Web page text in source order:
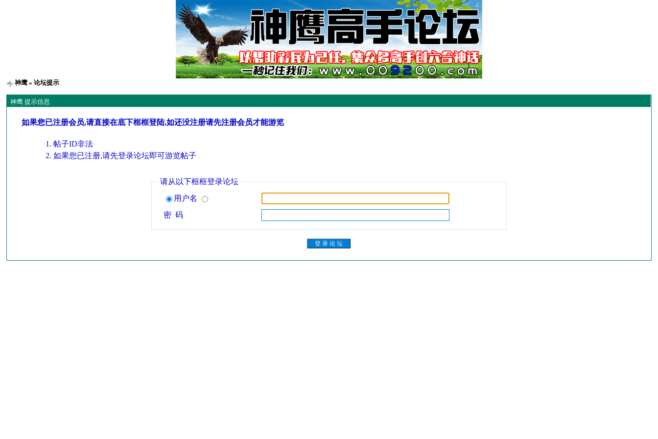
神鹰 » 论坛提示
神鹰 提示信息
如果您已注册会员,请直接在底下框框登陆,如还没注册请先注册会员才能游览
帖子ID非法
如果您已注册,请先登录论坛即可游览帖子
请从以下框框登录论坛
用户名
密 码